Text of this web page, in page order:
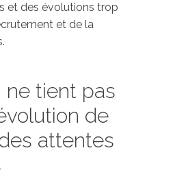
et des évolutions trop
et de la
ne tient pas
de
attentes